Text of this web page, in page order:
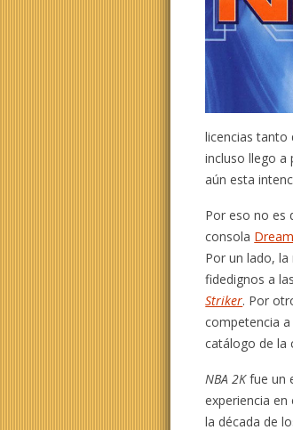
licencias tanto
incluso llego a
aún esta
Por eso no es
consola
Por un lado,
fidedignos a
Striker. Por
competencia
catálogo de la
NBA 2Kfue un
experiencia
la década de